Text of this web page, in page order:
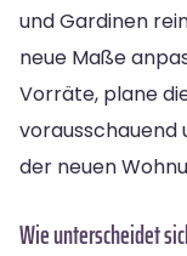
und Gardinen
neue Maße
Vorräte, plane
vorausschauend
der neuen
Wie unterscheidet